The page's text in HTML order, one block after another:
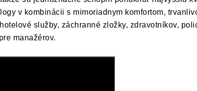
v kombinácii s mimoriadnym komfortom,
služby, záchranné zložky, zdravotníkov,
manažérov.